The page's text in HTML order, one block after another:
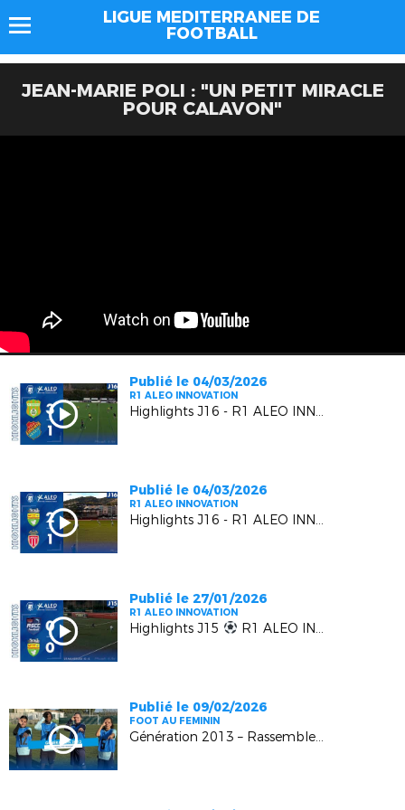
LIGUE MEDITERRANEE DE
FOOTBALL
JEAN-MARIE POLI : "UN PETIT MIRACLE
POUR CALAVON"
Publié le 04/03/2026
R1 ALEO INNOVATION
Highlights J16 - R1 ALEO INNOVATION | AS Gémenosienne VS EUGA Ardziv
Publié le 04/03/2026
R1 ALEO INNOVATION
Highlights J16 - R1 ALEO INNOVATION | L' US MANDELIEU LN VS L' AS MONACO FC 2
Publié le 27/01/2026
R1 ALEO INNOVATION
Highlights J15 R1 ALEO INNOVATION | AS Cagnes Le Croc vs US Mandelieu LN
Publié le 09/02/2026
FOOT AU FEMININ
Génération 2013 – Rassemblement Régional U13F – Episode 4